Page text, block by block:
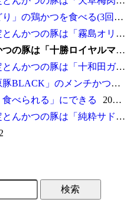
の鶏かつを食べる(3回目)
んかつの豚は
霧島オリーブ赤豚
の豚は
十勝ロイヤルマンガリッツア
んかつの豚は
十和田ガーリックポーク
豚BLACK
のメンチかつを食べる(3回目)
べられる にできる
2025/06/14
んかつの豚は
純粋サドルバック
検索